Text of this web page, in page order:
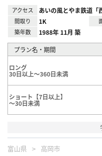
アクセス あいの風とやま鉄道「
間取り 1K
築年数 1988年 11月 築
プラン名・期間
ロング
30日以上～360日未満
ショート【7日以上】
～30日未満
富山県 高岡市